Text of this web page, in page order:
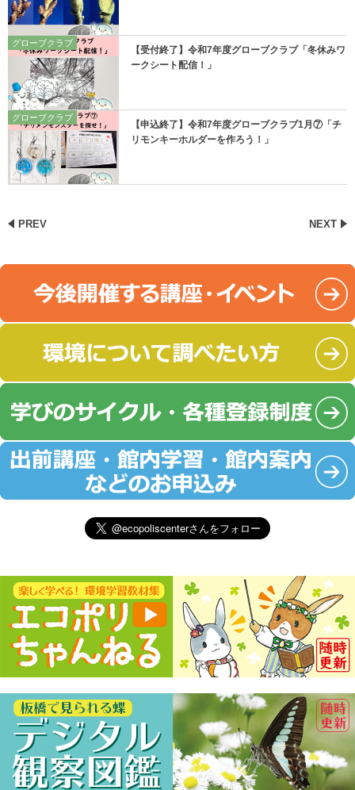
グローブクラブ
【受付終了】令和7年度グローブクラブ「冬休みワ
ークシート配信！」
グローブクラブ
【申込終了】令和7年度グローブクラブ1月⑦「チ
リモンキーホルダーを作ろう！」
PREV NEXT